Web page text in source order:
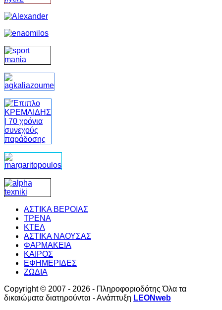
ΑΣΤΙΚΑ ΒΕΡΟΙΑΣ
ΤΡΕΝΑ
ΚΤΕΛ
ΑΣΤΙΚΑ ΝΑΟΥΣΑΣ
ΦΑΡΜΑΚΕΙΑ
ΚΑΙΡΟΣ
ΕΦΗΜΕΡΙΔΕΣ
ΖΩΔΙΑ
Copyright © 2007 - 2026 - Πληροφοριοδότης Όλα τα
δικαιώματα διατηρούνται - Ανάπτυξη LEONweb